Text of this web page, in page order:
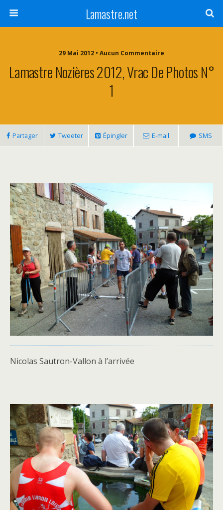
Lamastre.net
29 Mai 2012 • Aucun Commentaire
Lamastre Nozières 2012, Vrac De Photos N°
1
Partager Tweeter Épingler E-mail SMS
Nicolas Sautron-Vallon à l’arrivée